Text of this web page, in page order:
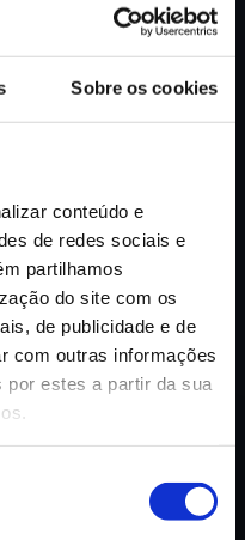
Sobre os cookies
conteúdo e
de redes sociais e
partilhamos
do site com os
de publicidade e de
com outras informações
por estes a partir da sua
suporte dedicado.
é o seu !
+ 97%
Clientes Satisfeitos
Demonstração